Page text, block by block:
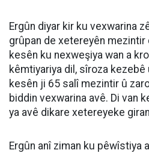
Ergûn diyar kir ku vexwarina
grûpan de xetereyên
kesên ku nexweşiya wan a
kêmtiyariya dil, sîroza
kesên ji 65 salî mezintir û
biddin vexwarina avê. Di van
ya avê dikare xetereyeke
Ergûn anî ziman ku pêwîstiya